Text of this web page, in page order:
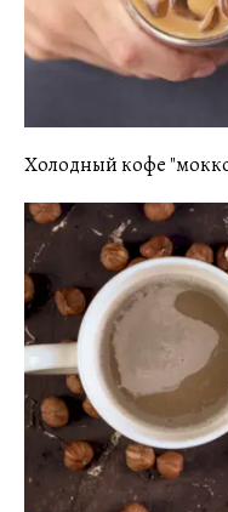
Холодный кофе